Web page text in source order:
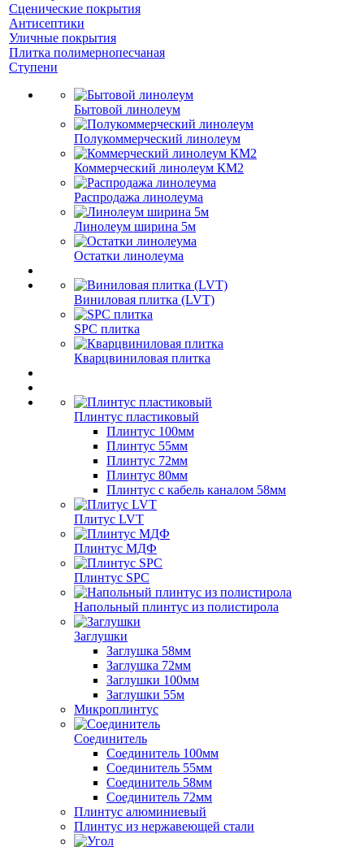
Сценические покрытия
Антисептики
Уличные покрытия
Плитка полимернопесчаная
Ступени
Бытовой линолеум
Полукоммерческий линолеум
Коммерческий линолеум КМ2
Распродажа линолеума
Линолеум ширина 5м
Остатки линолеума
Виниловая плитка (LVT)
SPC плитка
Кварцвиниловая плитка
Плинтус пластиковый
Плинтус 100мм
Плинтус 55мм
Плинтус 72мм
Плинтус 80мм
Плинтус с кабель каналом 58мм
Плитус LVT
Плинтус МДФ
Плинтус SPC
Напольный плинтус из полистирола
Заглушки
Заглушка 58мм
Заглушка 72мм
Заглушки 100мм
Заглушки 55м
Микроплинтус
Соединитель
Соединитель 100мм
Соединитель 55мм
Соединитель 58мм
Соединитель 72мм
Плинтус алюминиевый
Плинтус из нержавеющей стали